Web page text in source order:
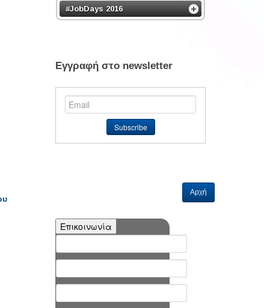
#JobDays 2016
Εγγραφή στο newsletter
Αρχή